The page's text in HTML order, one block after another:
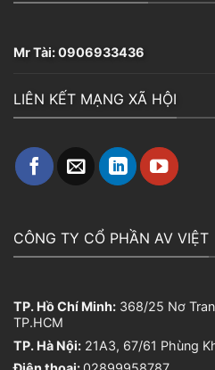
Mr Tài:0906933436
LIÊN KẾT MẠNG XÃ HỘI
CÔNG TY CỔ PHẦN AV VIỆT
TP. Hồ Chí Minh: 368/25 Nơ
TP.HCM
TP. Hà Nội: 21A3, 67/61 Phùng